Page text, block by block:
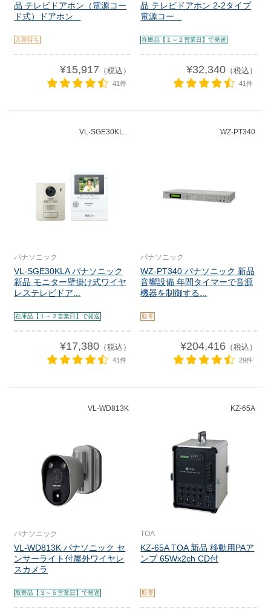
品 テレビドアホン（電源コー
ド式）ドアホン...
入荷待ち
¥15,917 （税込）
41件
品 テレビドアホン 2-2タイプ
電源コー...
在庫品【１～２営業日】で発送
¥32,340（税込）
41件
VL-SGE30KL...
パナソニック
VL-SGE30KLA パナソニック
新品 モニター壁掛け式ワイヤ
レステレビドア...
在庫品【１～２営業日】で発送
¥17,380（税込）
41件
WZ-PT340
パナソニック
WZ-PT340 パナソニック 新品
音響設備 年間タイマーで音源
機器を制御する...
取寄
¥204,416（税込）
29件
VL-WD813K
パナソニック
VL-WD813K パナソニック セ
ンサーライト付屋外ワイヤレ
スカメラ
取寄品【３～５営業日】で発送
KZ-65A
TOA
KZ-65A TOA 新品 移動用PAア
ンプ 65Wx2ch CD付
取寄